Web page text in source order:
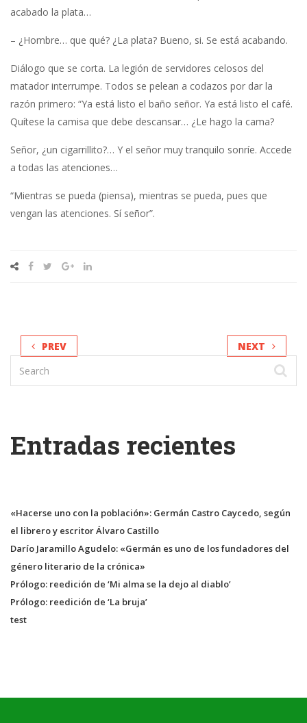
acabado la plata…
– ¿Hombre… que qué? ¿La plata? Bueno, si. Se está acabando.
Diálogo que se corta. La legión de servidores celosos del
matador interrumpe. Todos se pelean a codazos por dar la
razón primero: “Ya está listo el baño señor. Ya está listo el café.
Quítese la camisa que debe descansar… ¿Le hago la cama?
Señor, ¿un cigarrillito?… Y el señor muy tranquilo sonríe. Accede
a todas las atenciones…
“Mientras se pueda (piensa), mientras se pueda, pues que
vengan las atenciones. Sí señor”.
PREV NEXT
Entradas recientes
«Hacerse uno con la población»: Germán Castro Caycedo, según
el librero y escritor Álvaro Castillo
Darío Jaramillo Agudelo: «Germán es uno de los fundadores del
género literario de la crónica»
Prólogo: reedición de ‘Mi alma se la dejo al diablo’
Prólogo: reedición de ‘La bruja’
test